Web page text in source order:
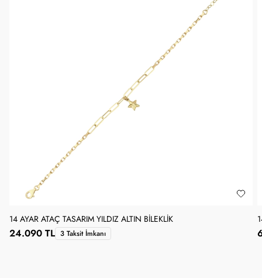
14 AYAR ATAÇ TASARIM YILDIZ ALTIN BILEKLIK
24.090 TL 3 Taksit İmkanı